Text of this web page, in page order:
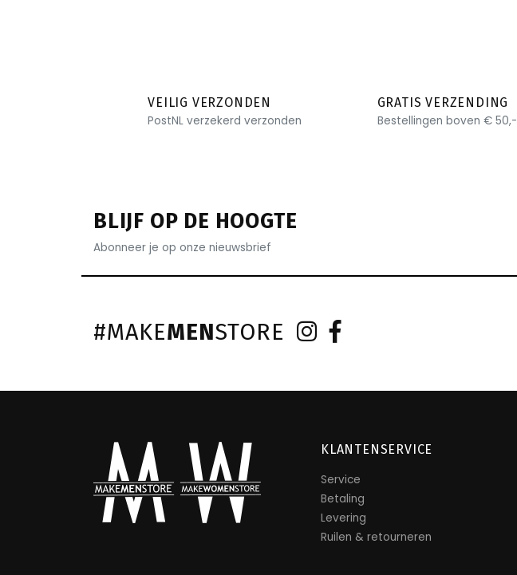
VEILIG VERZONDEN
PostNL verzekerd verzonden
GRATIS VERZENDING
Bestellingen boven € 50,-
BLIJF OP DE HOOGTE
Abonneer je op onze nieuwsbrief
#MAKEMENSTORE
KLANTENSERVICE
Service
Betaling
Levering
Ruilen & retourneren